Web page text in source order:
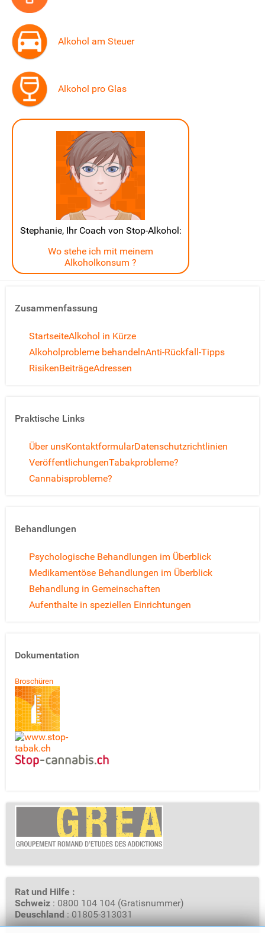
Alkohol am Steuer
Alkohol pro Glas
Stephanie, Ihr Coach von Stop-Alkohol:
Wo stehe ich mit meinem
Alkoholkonsum ?
Zusammenfassung
StartseiteAlkohol in Kürze
Alkoholprobleme behandelnAnti-Rückfall-Tipps
RisikenBeiträgeAdressen
Praktische Links
Über unsKontaktformularDatenschutzrichtlinien
VeröffentlichungenTabakprobleme?
Cannabisprobleme?
Behandlungen
Psychologische Behandlungen im Überblick
Medikamentöse Behandlungen im Überblick
Behandlung in Gemeinschaften
Aufenthalte in speziellen Einrichtungen
Dokumentation
Broschüren
Rat und Hilfe :
Schweiz : 0800 104 104 (Gratisnummer)
Deuschland : 01805-313031